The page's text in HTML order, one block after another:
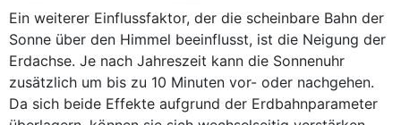
Ein weiterer Einflussfaktor, der die scheinbare Bahn der
Sonne über den Himmel beeinflusst, ist die Neigung der
Erdachse. Je nach Jahreszeit kann die Sonnenuhr
zusätzlich um bis zu 10 Minuten vor- oder nachgehen.
Da sich beide Effekte aufgrund der Erdbahnparameter